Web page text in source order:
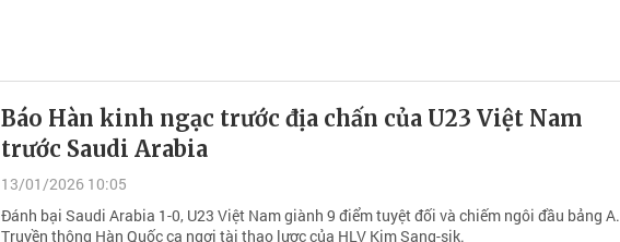
Báo Hàn kinh ngạc trước địa chấn của U23 Việt Nam
trước Saudi Arabia
13/01/2026 10:05
Đánh bại Saudi Arabia 1-0, U23 Việt Nam giành 9 điểm tuyệt đối và chiếm ngôi đầu bảng A.
Truyền thông Hàn Quốc ca ngợi tài thao lược của HLV Kim Sang-sik.